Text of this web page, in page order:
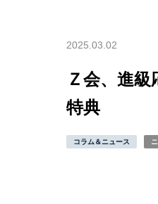
2025.03.02
Ｚ会、進
特典
コラム＆ニュース